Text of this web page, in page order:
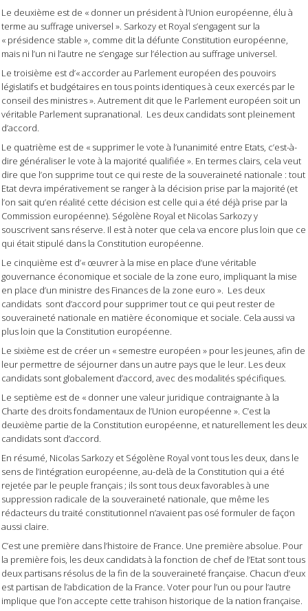
Le deuxième est de « donner un président à l’Union européenne, élu à
terme au suffrage universel ». Sarkozy et Royal s’engagent sur la
« présidence stable », comme dit la défunte Constitution européenne,
mais ni l’un ni l’autre ne s’engage sur l’élection au suffrage universel.
Le troisième est d’« accorder au Parlement européen des pouvoirs
législatifs et budgétaires en tous points identiques à ceux exercés par le
conseil des ministres ». Autrement dit que le Parlement européen soit un
véritable Parlement supranational. Les deux candidats sont pleinement
d’accord.
Le quatrième est de « supprimer le vote à l’unanimité entre Etats, c’est-à-
dire généraliser le vote à la majorité qualifiée ». En termes clairs, cela veut
dire que l’on supprime tout ce qui reste de la souveraineté nationale : tout
Etat devra impérativement se ranger à la décision prise par la majorité (et
l’on sait qu’en réalité cette décision est celle qui a été déjà prise par la
Commission européenne). Ségolène Royal et Nicolas Sarkozy y
souscrivent sans réserve. Il est à noter que cela va encore plus loin que ce
qui était stipulé dans la Constitution européenne.
Le cinquième est d’« œuvrer à la mise en place d’une véritable
gouvernance économique et sociale de la zone euro, impliquant la mise
en place d’un ministre des Finances de la zone euro ». Les deux
candidats sont d’accord pour supprimer tout ce qui peut rester de
souveraineté nationale en matière économique et sociale. Cela aussi va
plus loin que la Constitution européenne.
Le sixième est de créer un « semestre européen » pour les jeunes, afin de
leur permettre de séjourner dans un autre pays que le leur. Les deux
candidats sont globalement d’accord, avec des modalités spécifiques.
Le septième est de « donner une valeur juridique contraignante à la
Charte des droits fondamentaux de l’Union européenne ». C’est la
deuxième partie de la Constitution européenne, et naturellement les deux
candidats sont d’accord.
En résumé, Nicolas Sarkozy et Ségolène Royal vont tous les deux, dans le
sens de l’intégration européenne, au-delà de la Constitution qui a été
rejetée par le peuple français ; ils sont tous deux favorables à une
suppression radicale de la souveraineté nationale, que même les
rédacteurs du traité constitutionnel n’avaient pas osé formuler de façon
aussi claire.
C’est une première dans l’histoire de France. Une première absolue. Pour
la première fois, les deux candidats à la fonction de chef de l’Etat sont tous
deux partisans résolus de la fin de la souveraineté française. Chacun d’eux
est partisan de l’abdication de la France. Voter pour l’un ou pour l’autre
implique que l’on accepte cette trahison historique de la nation française.